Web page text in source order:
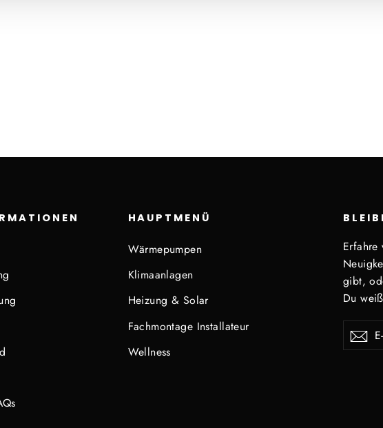
HAUPTMENÜ
Wärmepumpen
Klimaanlagen
Heizung & Solar
Fachmontage Installateur
Wellness
Erfahre
gibt,
Du
E-
Mail-